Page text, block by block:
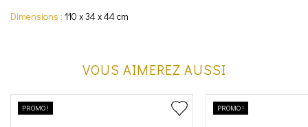
Dimensions : 110 x 34 x 44 cm
VOUS AIMEREZ AUSSI
PROMO ! PROMO !